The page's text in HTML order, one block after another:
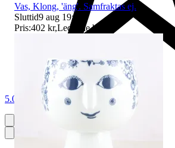
5.0
Vas, Klong, 'äng'. Samfraktas ej.
Sluttid9 aug 19:09
Pris:402 kr,Ledande bud